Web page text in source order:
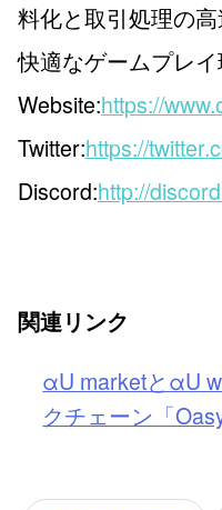
料化と取引処理の高
快適なゲームプレイ
Website:https://
Twitter:https://
Discord:http://
関連リンク
αU marketとαU
クチェーン「